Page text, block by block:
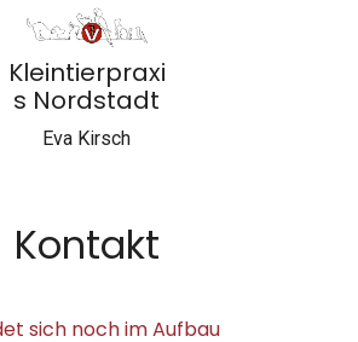
Kleintierpraxi
s Nordstadt
Eva Kirsch
Kontakt
sich noch im Aufbau